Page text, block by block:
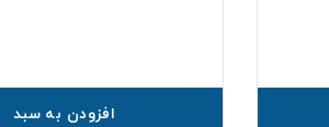
افزودن به سبد